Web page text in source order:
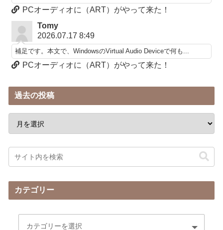
PCオーディオに（ART）がやって来た！
Tomy
2026.07.17 8:49
補足です。本文で、WindowsのVirtual Audio Deviceで何も...
PCオーディオに（ART）がやって来た！
過去の投稿
カテゴリー